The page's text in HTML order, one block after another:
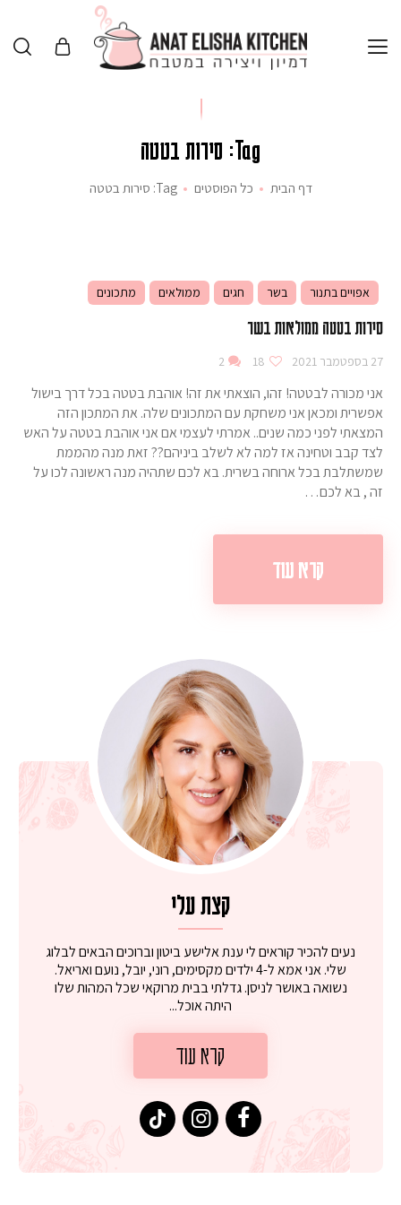
Tag: סירות בטטה
דף הבית כל הפוסטים Tag: סירות בטטה
אפויים בתנור בשר חגים ממולאים מתכונים
סירות בטטה ממולאות בשר
27 בספטמבר 2021 18
2
אני מכורה לבטטה! זהו, הוצאתי את זה! אוהבת בטטה בכל דרך בישול
אפשרית ומכאן אני משחקת עם המתכונים שלה. את המתכון הזה
המצאתי לפני כמה שנים.. אמרתי לעצמי אם אני אוהבת בטטה על האש
לצד קבב וטחינה אז למה לא לשלב ביניהם?? זאת מנה מהממת
שמשתלבת בכל ארוחה בשרית. בא לכם שתהיה מנה ראשונה לכו על
זה , בא לכם…
קרא עוד
קצת עלי
נעים להכיר קוראים לי ענת אלישע ביטון וברוכים הבאים לבלוג
שלי. אני אמא ל-4 ילדים מקסימים, רוני, יובל, נועם ואריאל.
נשואה באושר לניסן. גדלתי בבית מרוקאי שכל המהות שלו
היתה אוכל...
קרא עוד